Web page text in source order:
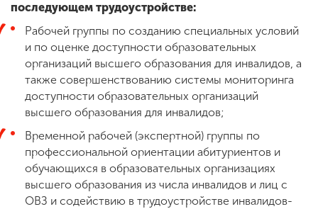
последующем трудоустройстве:
Рабочей группы по созданию специальных условий
и по оценке доступности образовательных
организаций высшего образования для инвалидов, а
также совершенствованию системы мониторинга
доступности образовательных организаций
высшего образования для инвалидов;
Временной рабочей (экспертной) группы по
профессиональной ориентации абитуриентов и
обучающихся в образовательных организациях
высшего образования из числа инвалидов и лиц с
ОВЗ и содействию в трудоустройстве инвалидов-